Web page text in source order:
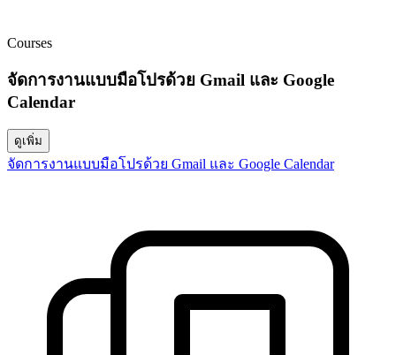
Courses
จัดการงานแบบมือโปรด้วย Gmail และ Google
Calendar
ดูเพิ่ม
จัดการงานแบบมือโปรด้วย Gmail และ Google Calendar